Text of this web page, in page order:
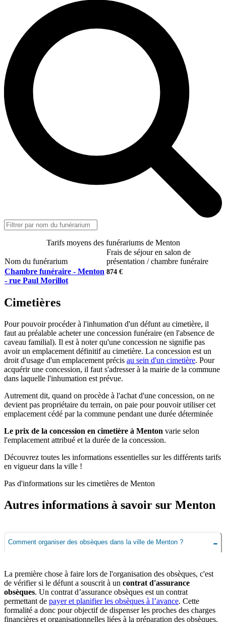
Tarifs moyens des funérariums de Menton
Nom du funérarium
Frais de séjour en salon de
présentation / chambre funéraire
Chambre funéraire - Menton
- rue Paul Morillot
874 €
Cimetières
Pour pouvoir procéder à l'inhumation d'un défunt au cimetière, il
faut au préalable acheter une concession funéraire (en l'absence de
caveau familial). Il est à noter qu'une concession ne signifie pas
avoir un emplacement définitif au cimetière. La concession est un
droit d'usage d'un emplacement précis au sein d'un cimetière. Pour
acquérir une concession, il faut s'adresser à la mairie de la commune
dans laquelle l'inhumation est prévue.
Autrement dit, quand on procède à l'achat d'une concession, on ne
devient pas propriétaire du terrain, on paie pour pouvoir utiliser cet
emplacement cédé par la commune pendant une durée déterminée
Le prix de la concession en cimetière à Menton varie selon
l'emplacement attribué et la durée de la concession.
Découvrez toutes les informations essentielles sur les différents tarifs
en vigueur dans la ville !
Pas d'informations sur les cimetières de Menton
Autres informations à savoir sur Menton
Comment organiser des obsèques dans la ville de Menton ?
La première chose à faire lors de l'organisation des obsèques, c'est
de vérifier si le défunt a souscrit à un contrat d'assurance
obsèques. Un contrat d’assurance obsèques est un contrat
permettant de payer et planifier les obsèques à l’avance. Cette
formalité a donc pour objectif de dispenser les proches des charges
financières et organisationnelles liées à la préparation des obsèques.